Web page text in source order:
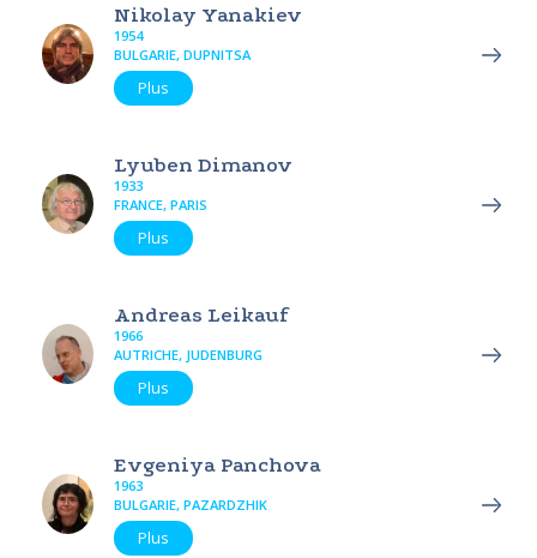
Nikolay Yanakiev
1954
BULGARIE, DUPNITSA
Plus
Lyuben Dimanov
1933
FRANCE, PARIS
Plus
Andreas Leikauf
1966
AUTRICHE, JUDENBURG
Plus
Evgeniya Panchova
1963
BULGARIE, PAZARDZHIK
Plus